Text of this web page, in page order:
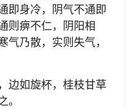
即身冷，阴气不通即
则痹不仁，阴阳相
气乃散，实则失气，
边如旋杯，桂枝甘草
。